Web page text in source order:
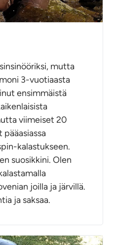
mutta
3-vuotiaasta
ensimmäistä
viimeiset 20
kalastukseen.
suosikkini. Olen
joilla ja järvillä.
ja saksaa.